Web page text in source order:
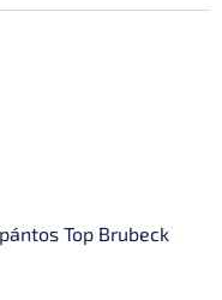
Top Brubeck